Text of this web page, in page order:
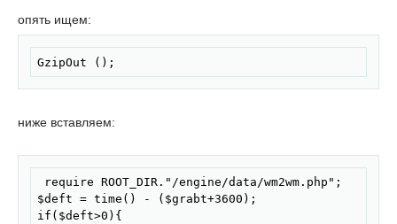
}
опять ищем:
GzipOut ();
Скопировать
ниже вставляем:
require ROOT_DIR."/engine/data/wm2wm.php";
$deft = time() - ($grabt+3600);
if($deft>0){